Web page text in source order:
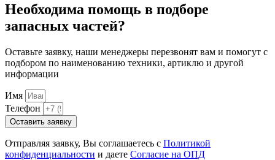
Необходима помощь в подборе
запасных частей?
Оставьте заявку, наши менеджеры перезвонят вам и помогут с
подбором по наименованию техники, артиклю и другой
информации
Имя
Телефон
Оставить заявку
Отправляя заявку, Вы соглашаетесь с Политикой
конфиденциальности и даете Согласие на ОПД